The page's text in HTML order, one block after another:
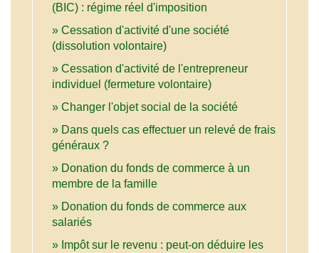
(BIC) : régime réel d'imposition
Cessation d'activité d'une société
(dissolution volontaire)
Cessation d'activité de l'entrepreneur
individuel (fermeture volontaire)
Changer l'objet social de la société
Dans quels cas effectuer un relevé de frais
généraux ?
Donation du fonds de commerce à un
membre de la famille
Donation du fonds de commerce aux
salariés
Impôt sur le revenu : peut-on déduire les